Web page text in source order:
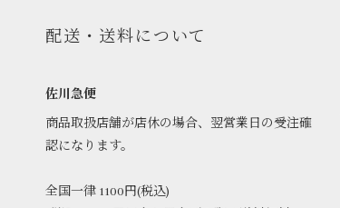
配送・送料について
佐川急便
商品取扱店舗が店休の場合、翌営業日の受注確
認になります。
全国一律 1100円(税込)